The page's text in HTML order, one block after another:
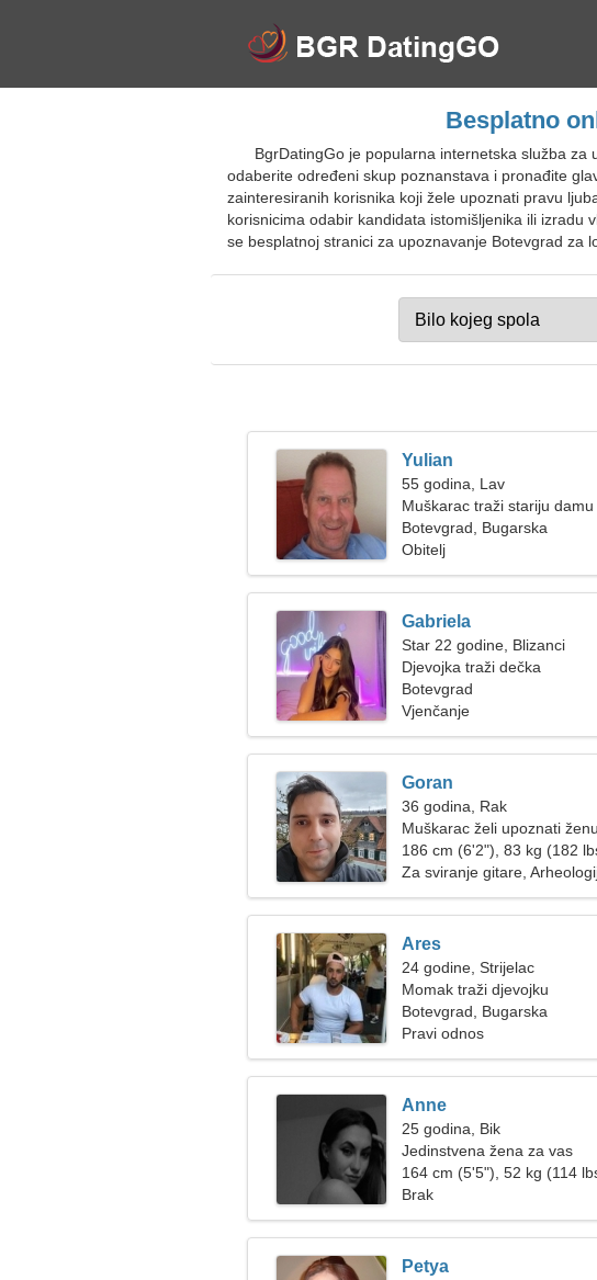
Besplatno
BgrDatingGo je popularna internetska služba za
odaberite određeni skup poznanstava i pronađite
zainteresiranih korisnika koji žele upoznati pravu
korisnicima odabir kandidata istomišljenika ili izradu
se besplatnoj stranici za upoznavanje Botevgrad za
Yulian
55 godina, Lav
Muškarac traži stariju damu
Botevgrad, Bugarska
Obitelj
Gabriela
Star 22 godine, Blizanci
Djevojka traži dečka
Botevgrad
Vjenčanje
Goran
36 godina, Rak
Muškarac želi upoznati
186 cm (6'2"), 83 kg (182
Za sviranje gitare,
Ares
24 godine, Strijelac
Momak traži djevojku
Botevgrad, Bugarska
Pravi odnos
Anne
25 godina, Bik
Jedinstvena žena za vas
164 cm (5'5"), 52 kg (114
Brak
Petya